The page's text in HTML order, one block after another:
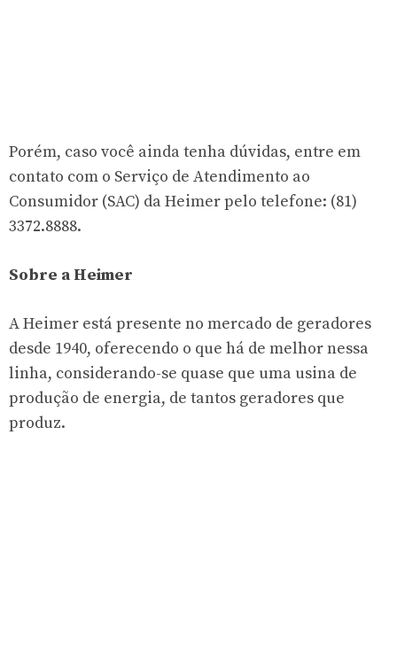
Porém, caso você ainda tenha dúvidas, entre em
contato com o Serviço de Atendimento ao
Consumidor (SAC) da Heimer pelo telefone: (81)
3372.8888.
Sobre a Heimer
A Heimer está presente no mercado de geradores
desde 1940, oferecendo o que há de melhor nessa
linha, considerando-se quase que uma usina de
produção de energia, de tantos geradores que
produz.